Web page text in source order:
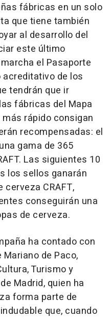
fábricas en un solo
que tiene también
al desarrollo del
este último
el Pasaporte
acreditativo de los
tendrán que ir
fábricas del Mapa
más rápido consigan
recompensadas: el
gama de 365
Las siguientes 10
los sellos ganarán
cerveza CRAFT,
conseguirán una
de cerveza.
ha contado con
de Paco,
Turismo y
Madrid, quien ha
forma parte de
que, cuando